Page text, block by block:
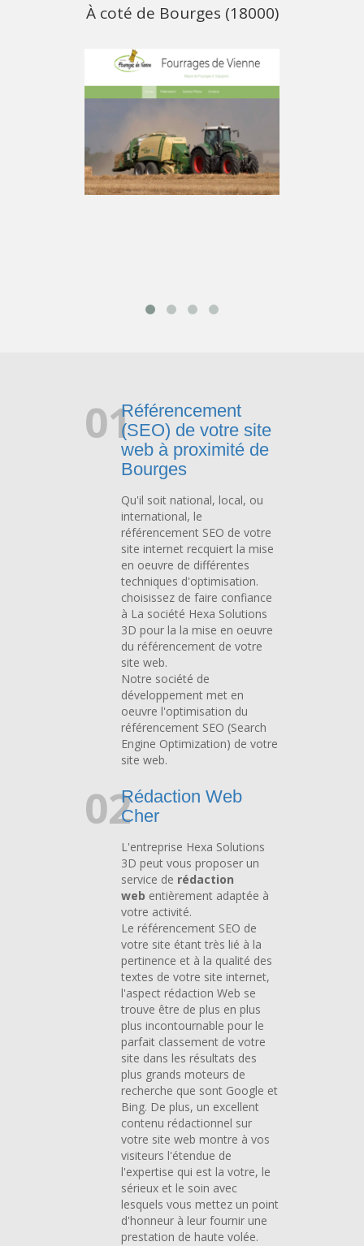
À coté de Bourges (18000)
01Référencement
(SEO) de votre site
web à proximité de
Bourges
Qu'il soit national, local, ou
international, le
référencement SEO de votre
site internet recquiert la mise
en oeuvre de différentes
techniques d'optimisation.
choisissez de faire confiance
à La société Hexa Solutions
3D pour la la mise en oeuvre
du référencement de votre
site web.
Notre société de
développement met en
oeuvre l'optimisation du
référencement SEO (Search
Engine Optimization) de votre
site web.
02Rédaction Web
Cher
L'entreprise Hexa Solutions
3D peut vous proposer un
service de rédaction
web entièrement adaptée à
votre activité.
Le référencement SEO de
votre site étant très lié à la
pertinence et à la qualité des
textes de votre site internet,
l'aspect rédaction Web se
trouve être de plus en plus
plus incontournable pour le
parfait classement de votre
site dans les résultats des
plus grands moteurs de
recherche que sont Google et
Bing. De plus, un excellent
contenu rédactionnel sur
votre site web montre à vos
visiteurs l'étendue de
l'expertise qui est la votre, le
sérieux et le soin avec
lesquels vous mettez un point
d'honneur à leur fournir une
prestation de haute volée.